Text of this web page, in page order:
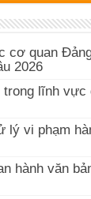
cơ quan
2026
lĩnh vực
lý vi phạm
hành văn